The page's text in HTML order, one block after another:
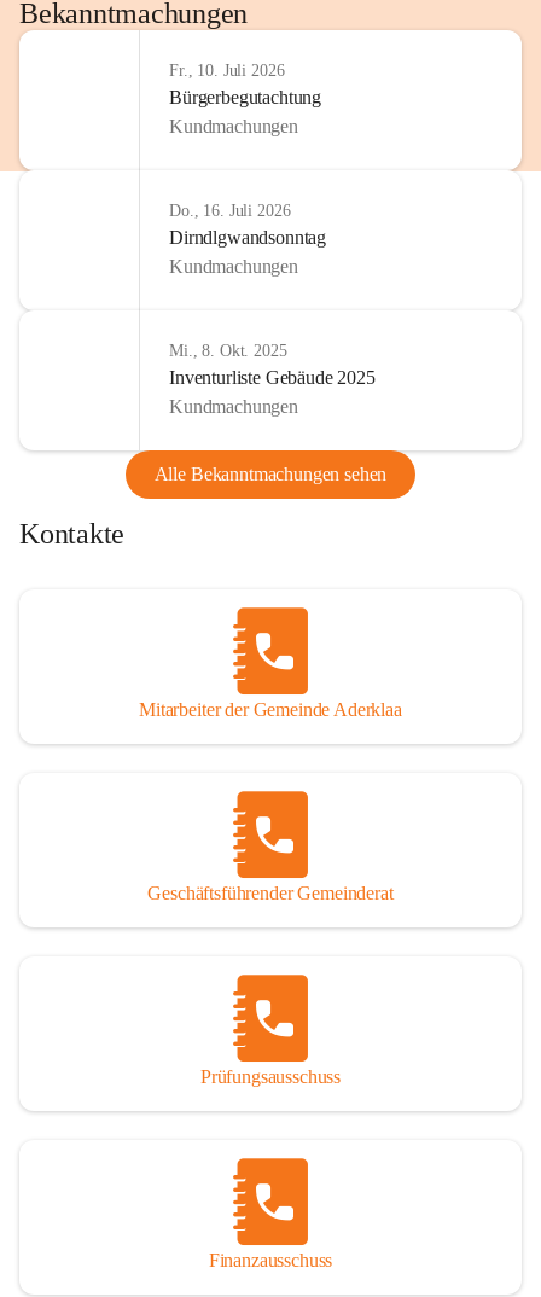
http://www.omv.com
Bekanntmachungen
Fr., 10. Juli 2026
Bürgerbegutachtung
Kundmachungen
Do., 16. Juli 2026
Dirndlgwandsonntag
Kundmachungen
Mi., 8. Okt. 2025
Inventurliste Gebäude 2025
Kundmachungen
Alle Bekanntmachungen sehen
Kontakte
Mitarbeiter der Gemeinde Aderklaa
Geschäftsführender Gemeinderat
Prüfungsausschuss
Finanzausschuss